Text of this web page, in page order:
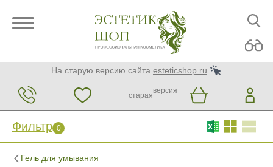
На старую версию сайта esteticshop.ru
старая
версия
Фильтр 0
Гель для умывания
Фильтр 0